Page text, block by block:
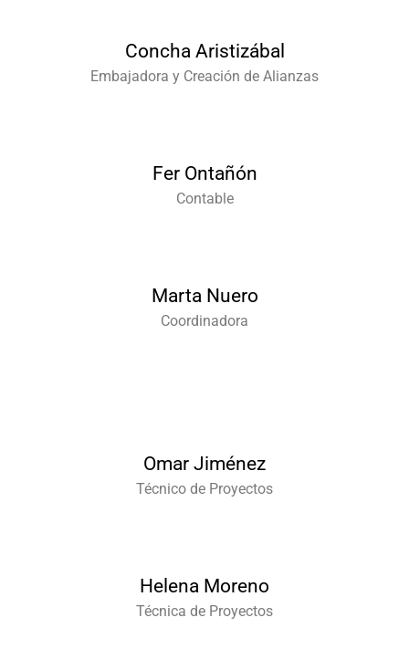
Concha Aristizábal
Embajadora y Creación de Alianzas
Fer Ontañón
Contable
Marta Nuero
Coordinadora
Omar Jiménez
Técnico de Proyectos
Helena Moreno
Técnica de Proyectos